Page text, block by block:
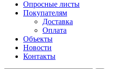
Опросные листы
Покупателям
Доставка
Оплата
Объекты
Новости
Контакты